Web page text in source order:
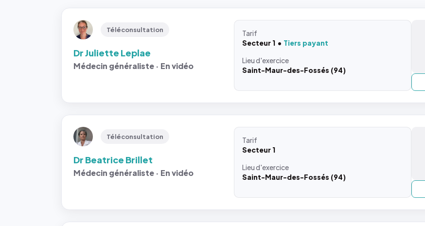
Téléconsultation
Dr Juliette Leplae
Médecin généraliste · En vidéo
Tarif
Secteur 1
Tiers payant
Lieud'exercice
Saint-Maur-des-Fossés (94)
Téléconsultation
Dr Beatrice Brillet
Médecin généraliste · En vidéo
Tarif
Secteur 1
Lieud'exercice
Saint-Maur-des-Fossés (94)